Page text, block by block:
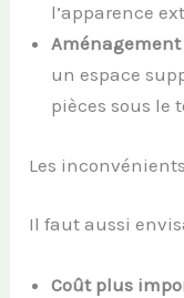
l’apparence
Aménagement
un espace
pièces sous le
Les
Il faut aussi
Coût plus